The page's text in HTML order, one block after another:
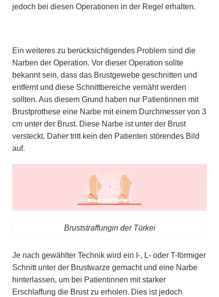
jedoch bei diesen Operationen in der Regel erhalten.
Ein weiteres zu berücksichtigendes Problem sind die
Narben der Operation. Vor dieser Operation sollte
bekannt sein, dass das Brustgewebe geschnitten und
entfernt und diese Schnittbereiche vernäht werden
sollten. Aus diesem Grund haben nur Patientinnen mit
Brustprothese eine Narbe mit einem Durchmesser von 3
cm unter der Brust. Diese Narbe ist unter der Brust
versteckt. Daher tritt kein den Patienten störendes Bild
auf.
Bruststraffungin der Türkei
Je nach gewählter Technik wird ein I-, L- oder T-förmiger
Schnitt unter der Brustwarze gemacht und eine Narbe
hinterlassen, um bei Patientinnen mit starker
Erschlaffung die Brust zu erholen. Dies ist jedoch